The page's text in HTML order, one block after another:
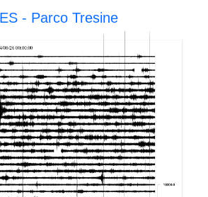
- Parco Tresine